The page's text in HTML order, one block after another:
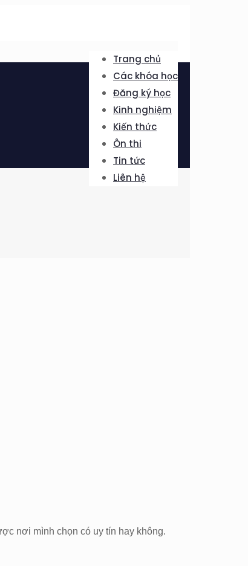
Trang chủ
Các khóa học
Đăng ký học
Kinh nghiệm
Kiến thức
Ôn thi
Tin tức
Liên hệ
nơi mình chọn có uy tín hay không.